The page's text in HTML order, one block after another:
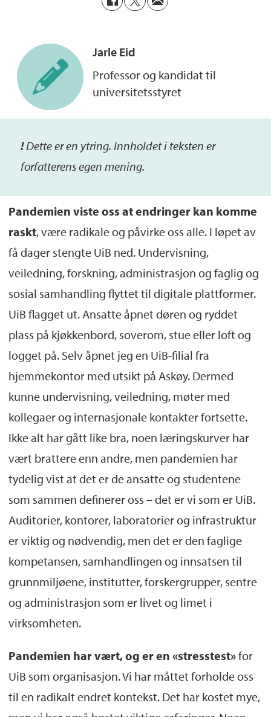
Jarle Eid
Professor og kandidat til
universitetsstyret
!Detteeren ytring. Innholdet i teksten er
forfatterens egen mening.
Pandemien viste oss at endringer kan komme
raskt, være radikale og påvirke oss alle. I løpet av
få dager stengte UiB ned. Undervisning,
veiledning, forskning, administrasjon og faglig og
sosial samhandling flyttet til digitale plattformer.
UiB flagget ut. Ansatte åpnet døren og ryddet
plass på kjøkkenbord, soverom, stue eller loft og
logget på. Selv åpnet jeg en UiB-filial fra
hjemmekontor med utsikt på Askøy. Dermed
kunne undervisning, veiledning, møter med
kollegaer og internasjonale kontakter fortsette.
Ikke alt har gått like bra, noen læringskurver har
vært brattere enn andre, men pandemien har
tydelig vist at det er de ansatte og studentene
som sammen definerer oss – det er vi som er UiB.
Auditorier, kontorer, laboratorier og infrastruktur
er viktig og nødvendig, men det er den faglige
kompetansen, samhandlingen og innsatsen til
grunnmiljøene, institutter, forskergrupper, sentre
og administrasjon som er livet og limet i
virksomheten.
Pandemien har vært, og er en «stresstest»for
UiB som organisasjon. Vi har måttet forholde oss
til en radikalt endret kontekst. Det har kostet mye,